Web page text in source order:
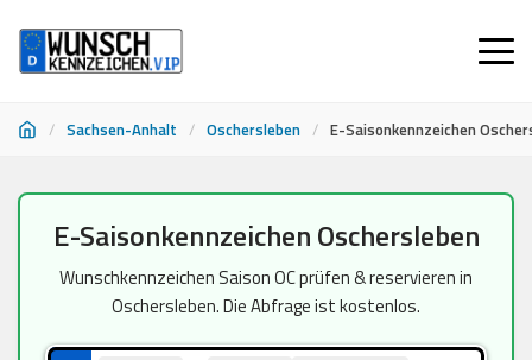
/ Sachsen-Anhalt / Oschersleben / E-Saisonkennzeichen
Inhalt
springen
E-Saisonkennzeichen Oschersleben
Wunschkennzeichen Saison OC prüfen & reservieren in
Oschersleben. Die Abfrage ist kostenlos.